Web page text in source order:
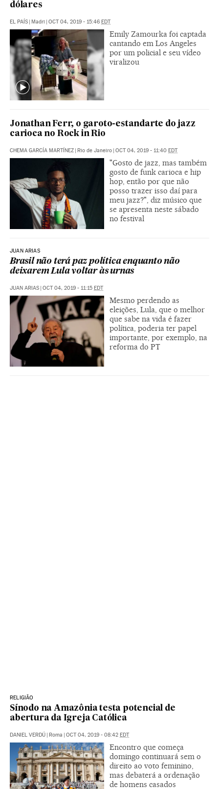
dólares
EL PAÍS | Madri | OCT 04, 2019 - 15:46 EDT
Emily Zamourka foi captada
cantando em Los Angeles
por um policial e seu vídeo
viralizou
Jonathan Ferr, o garoto-estandarte do jazz
carioca no Rock in Rio
CHEMA GARCÍA MARTÍNEZ | Rio de Janeiro | OCT 04, 2019 - 11:40 EDT
"Gosto de jazz, mas também
gosto de funk carioca e hip
hop, então por que não
posso trazer isso daí para
meu jazz?", diz músico que
se apresenta neste sábado
no festival
JUAN ARIAS
Brasil não terá paz política enquanto não
deixarem Lula voltar às urnas
JUAN ARIAS | OCT 04, 2019 - 11:15 EDT
Mesmo perdendo as
eleições, Lula, que o melhor
que sabe na vida é fazer
política, poderia ter papel
importante, por exemplo, na
reforma do PT
RELIGIÃO
Sínodo na Amazônia testa potencial de
abertura da Igreja Católica
DANIEL VERDÚ | Roma | OCT 04, 2019 - 08:42 EDT
Encontro que começa
domingo continuará sem o
direito ao voto feminino,
mas debaterá a ordenação
de homens casados